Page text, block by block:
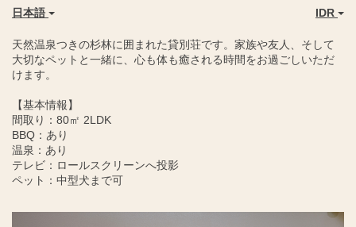
日本語 IDR
天然温泉つきの杉林に囲まれた貸別荘です。家族や友人、そして
大切なペットと一緒に、心も体も癒される時間をお過ごしいただ
けます。
【基本情報】
間取り：80㎡ 2LDK
BBQ：あり
温泉：あり
テレビ：ロールスクリーンへ投影
ペット：中型犬まで可
Next